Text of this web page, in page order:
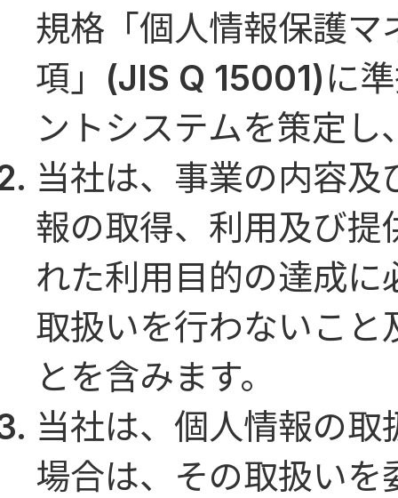
規格「個人情報保護
項」(JIS Q 15001)に
ントシステムを策定
当社は、事業の内容
報の取得、利用及び提
れた利用目的の達成
取扱いを行わないこ
とを含みます。
当社は、個人情報の
場合は、その取扱い